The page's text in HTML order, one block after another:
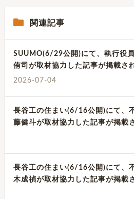
関連記事
SUUMO(6/29公開)にて、執行役
侑司が取材協力した記事が掲載さ
2026-07-04
長谷工の住まい(6/16公開)にて、
藤健斗が取材協力した記事が掲載
長谷工の住まい(6/16公開)にて、
木成禎が取材協力した記事が掲載